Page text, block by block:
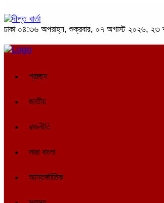
ঢাকা ০৪:৩৬ অপরাহ্ন, শুক্রবার, ০৭ অগাস্ট ২০২৬, ২৩
প্রচ্ছদ
জাতীয়
রাজনীতি
সারা বাংলা
আন্তর্জাতিক